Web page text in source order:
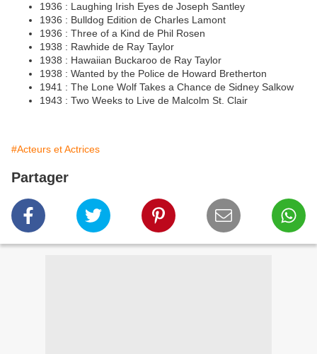
1936 : Laughing Irish Eyes de Joseph Santley
1936 : Bulldog Edition de Charles Lamont
1936 : Three of a Kind de Phil Rosen
1938 : Rawhide de Ray Taylor
1938 : Hawaiian Buckaroo de Ray Taylor
1938 : Wanted by the Police de Howard Bretherton
1941 : The Lone Wolf Takes a Chance de Sidney Salkow
1943 : Two Weeks to Live de Malcolm St. Clair
#Acteurs et Actrices
Partager